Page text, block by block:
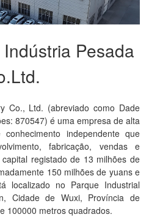
Pesada
Co., Ltd. (abreviado como Dade
870547) é uma empresa de alta
independente que
fabricação, vendas e
registado de 13 milhões de
150 milhões de yuans e
localizado no Parque Industrial
Cidade de Wuxi, Província de
100000 metros quadrados.